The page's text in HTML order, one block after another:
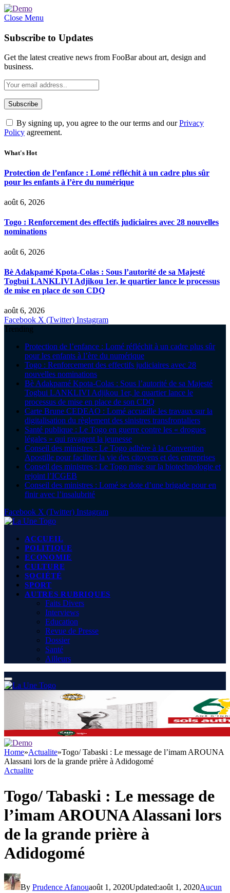
Close Menu
Subscribe to Updates
Get the latest creative news from FooBar about art, design and
business.
By signing up, you agree to the our terms and ourPrivacy
Policy agreement.
What's Hot
Protection de l’enfance : Lomé réfléchit à un cadre plus sûr
pour les enfants à l’ère du numérique
août 6, 2026
Togo : Renforcement des effectifs judiciaires avec 28 nouvelles
nominations
août 6, 2026
Bè Adakpamé Kpota-Colas : Sous l’autorité de sa Majesté
Togbui LANKLIVI Adjikou 1er, le quartier lance le processus
de mise en place de son CDQ
août 6, 2026
Facebook X (Twitter) Instagram
Trending
Protection de l’enfance : Lomé réfléchit à un cadre plus sûr
pour les enfants à l’ère du numérique
Togo : Renforcement des effectifs judiciaires avec 28
nouvelles nominations
Bè Adakpamé Kpota-Colas : Sous l’autorité de sa Majesté
Togbui LANKLIVI Adjikou 1er, le quartier lance le
processus de mise en place de son CDQ
Carte Brune CEDEAO : Lomé accueille les travaux sur la
digitalisation du règlement des sinistres transfrontaliers
Santé publique : Le Togo en guerre contre les « drogues
légales » qui ravagent la jeunesse
Conseil des ministres : Le Togo adhère à la Convention
Apostille pour faciliter la vie des citoyens et des entreprises
Conseil des ministres : Le Togo mise sur la biotechnologie et
rejoint l’ICGEB
Conseil des ministres : Lomé se dote d’une brigade pour en
finir avec l’insalubrité
Facebook X (Twitter) Instagram
ACCUEIL
POLITIQUE
ECONOMIE
CULTURE
SOCIÉTÉ
SPORT
AUTRES RUBRIQUES
Faits Divers
Interviews
Education
Revue de Presse
Dossier
Santé
Ailleurs
Home»Actualite»Togo/ Tabaski : Le message de l’imam AROUNA
Alassani lors de la grande prière à Adidogomé
Actualite
Togo/ Tabaski : Le message de
l’imam AROUNA Alassani lors
de la grande prière à
Adidogomé
By Prudence Afanouaoût 1, 2020Updated:août 1, 2020Aucun